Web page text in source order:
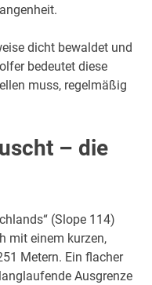
dicht bewaldet und
bedeutet diese
muss, regelmäßig
– die
(Slope 114)
mit einem kurzen,
Metern. Ein flacher
Ausgrenze